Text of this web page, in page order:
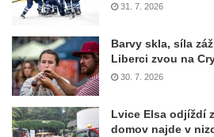
31. 7. 2026
Barvy skla, síla
Liberci zvou na
30. 7. 2026
Lvice Elsa odjíždí
domov najde v